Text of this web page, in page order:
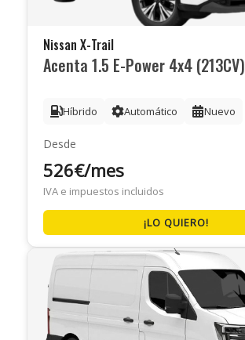
Nissan X-Trail
Acenta 1.5 E-Power 4x4 (213CV)
Híbrido Automático Nuevo
Desde
526€/mes
IVA e impuestos incluidos
¡LO QUIERO!